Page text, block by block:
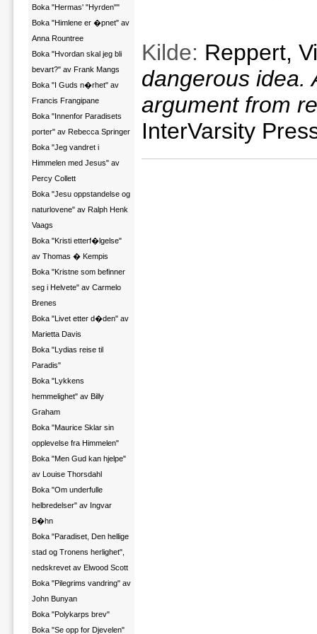
Boka "Hermas' "Hyrden""
Boka "Himlene er �pnet" av
Anna Rountree
Boka "Hvordan skal jeg bli
bevart?" av Frank Mangs
Boka "I Guds n�rhet" av
Francis Frangipane
Boka "Innenfor Paradisets
porter" av Rebecca Springer
Boka "Jeg vandret i
Himmelen med Jesus" av
Percy Collett
Boka "Jesu oppstandelse og
naturlovene" av Ralph Henk
Vaags
Boka "Kristi etterf�lgelse"
av Thomas � Kempis
Boka "Kristne som befinner
seg i Helvete" av Carmelo
Brenes
Boka "Livet etter d�den" av
Marietta Davis
Boka "Lydias reise til
Paradis"
Boka "Lykkens
hemmelighet" av Billy
Graham
Boka "Maurice Sklar sin
opplevelse fra Himmelen"
Boka "Men Gud kan hjelpe"
av Louise Thorsdahl
Boka "Om underfulle
helbredelser" av Ingvar
B�hn
Boka "Paradiset, Den hellige
stad og Tronens herlighet",
nedskrevet av Elwood Scott
Boka "Pilegrims vandring" av
John Bunyan
Boka "Polykarps brev"
Boka "Se opp for Djevelen"
Kilde: Reppert,
dangerous idea.
argument from
InterVarsity